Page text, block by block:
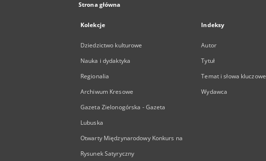
Strona główna
Kolekcje
Dziedzictwo kulturowe
Nauka i dydaktyka
Regionalia
Archiwum Kresowe
Gazeta Zielonogórska - Gazeta
Lubuska
Otwarty Międzynarodowy Konkurs na
Rysunek Satyryczny
Indeksy
Autor
Tytuł
Temat i słowa kluczowe
Wydawca